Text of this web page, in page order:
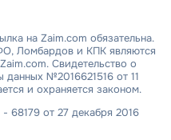
на Zaim.com обязательна.
Ломбардов и КПК являются
Свидетельство о
данных №2016621516 от 11
и охраняется законом.
от 27 декабря 2016